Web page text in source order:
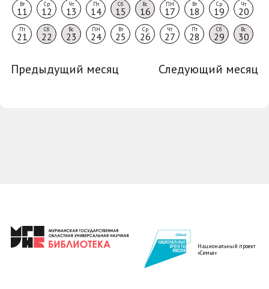
Вт
11
Ср
12
Чт
13
Пт
14
Сб
15
Вс
16
ПН
17
Вт
18
Ср
19
Чт
20
Пт
21
Сб
22
Вс
23
ПН
24
Вт
25
Ср
26
Чт
27
Пт
28
Сб
29
Вс
30
Предыдущий месяц Следующий месяц
Национальный проект
«Семья»